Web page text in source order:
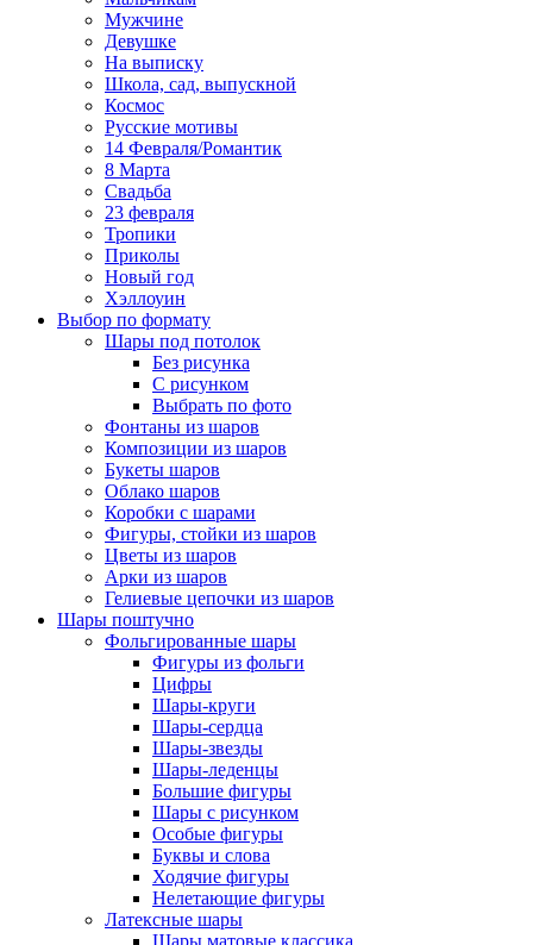
Мужчине
Девушке
На выписку
Школа, сад, выпускной
Космос
Русские мотивы
14 Февраля/Романтик
8 Марта
Свадьба
23 февраля
Тропики
Приколы
Новый год
Хэллоуин
Выбор по формату
Шары под потолок
Без рисунка
С рисунком
Выбрать по фото
Фонтаны из шаров
Композиции из шаров
Букеты шаров
Облако шаров
Коробки с шарами
Фигуры, стойки из шаров
Цветы из шаров
Арки из шаров
Гелиевые цепочки из шаров
Шары поштучно
Фольгированные шары
Фигуры из фольги
Цифры
Шары-круги
Шары-сердца
Шары-звезды
Шары-леденцы
Большие фигуры
Шары с рисунком
Особые фигуры
Буквы и слова
Ходячие фигуры
Нелетающие фигуры
Латексные шары
Шары матовые классика